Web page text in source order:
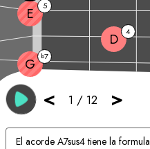
< 1 / 12 >
G b7
D 4
E 5
El acorde A7sus4 tiene la formula